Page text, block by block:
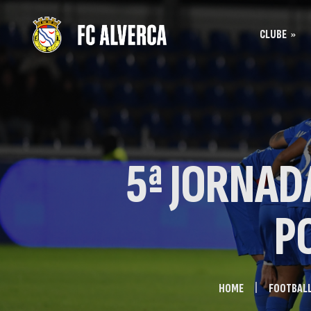
CLUBE
Acreditação
5ª
HOME